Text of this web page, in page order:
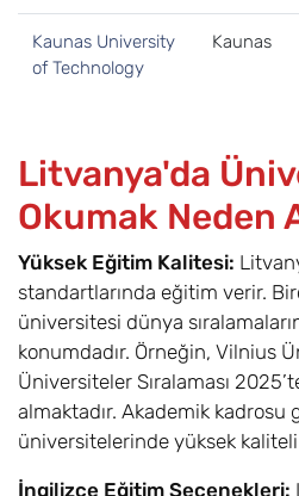
Kaunas University
of Technology
Kaunas
Litvanya'da
Okumak Neden
Yüksek Eğitim Kalitesi:
standartlarında eğitim verir.
üniversitesi dünya
konumdadır. Örneğin, Vilnius
Üniversiteler Sıralaması
almaktadır. Akademik kadrosu
üniversitelerinde yüksek kaliteli
İngilizce Eğitim Seçenekleri: